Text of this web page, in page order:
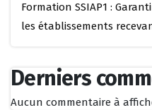
Formation SSIAP1 :
les établissements
Derniers
Aucun commentaire à